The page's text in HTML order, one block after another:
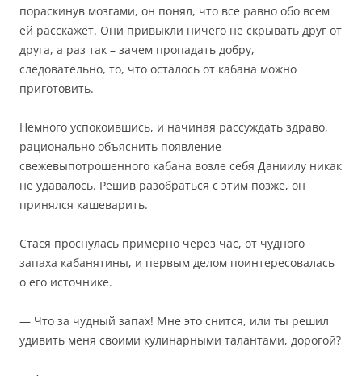
пораскинув мозгами, он понял, что все равно обо всем
ей расскажет. Они привыкли ничего не скрывать друг от
друга, а раз так – зачем пропадать добру,
следовательно, то, что осталось от кабана можно
приготовить.
Немного успокоившись, и начиная рассуждать здраво,
рационально объяснить появление
свежевыпотрошенного кабана возле себя Даниилу никак
не удавалось. Решив разобраться с этим позже, он
принялся кашеварить.
Стася проснулась примерно через час, от чудного
запаха кабанятины, и первым делом поинтересовалась
о его источнике.
— Что за чудный запах! Мне это снится, или ты решил
удивить меня своими кулинарными талантами, дорогой?